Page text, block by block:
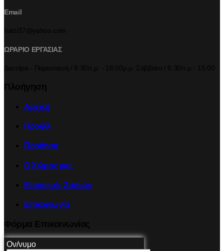
Email
ΩΡΑΡΙΟ ΕΡΓΑΣΙΑΣ
Αρχική
Προφίλ
Προϊόντα
Ο Χώρος μας
Επισκευές Ζαντών
Επικοινωνία
Ον/νυμο